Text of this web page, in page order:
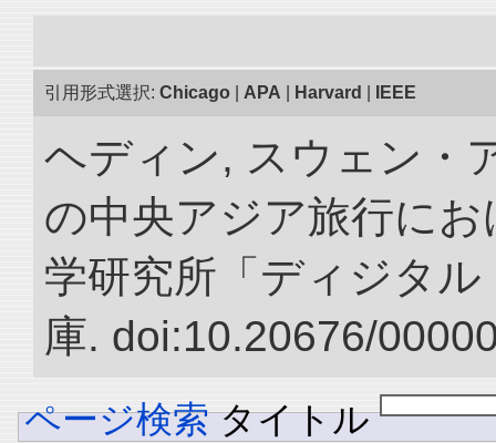
引用形式選択: Chicago APA Harvard IEEE
ヘディン, スウェン・
の中央アジア旅行にお
学研究所「ディジタ
庫. doi:10.20676/
ページ検索 タイトル